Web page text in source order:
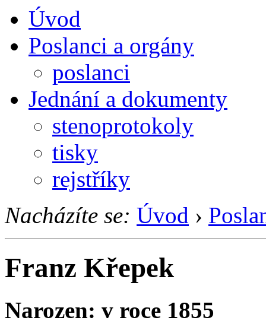
Úvod
Poslanci a orgány
poslanci
Jednání a dokumenty
stenoprotokoly
tisky
rejstříky
Nacházíte se: Úvod ›
Franz Křepek
Narozen: v roce 1855